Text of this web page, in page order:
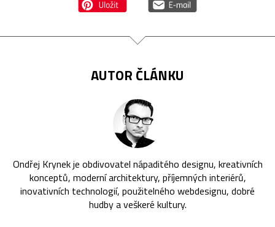
AUTOR ČLÁNKU
Ondřej Krynek je obdivovatel nápaditého designu, kreativních
konceptů, moderní architektury, příjemných interiérů,
inovativních technologií, použitelného webdesignu, dobré
hudby a veškeré kultury.